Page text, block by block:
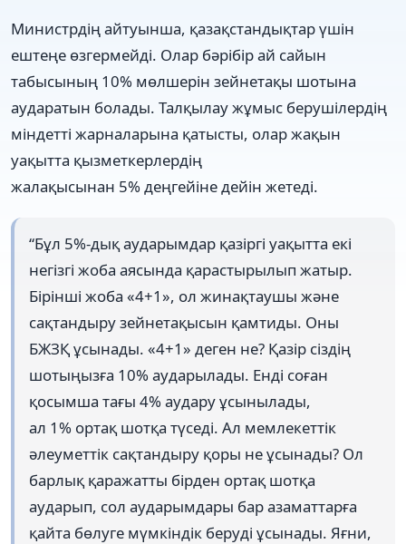
Министрдің айтуынша, қазақстандықтар үшін
ештеңе өзгермейді. Олар бәрібір ай сайын
табысының 10% мөлшерін зейнетақы шотына
аударатын болады. Талқылау жұмыс берушілердің
міндетті жарналарына қатысты, олар жақын
уақытта қызметкерлердің
жалақысынан 5% деңгейіне дейін жетеді.
“Бұл 5%-дық аударымдар қазіргі уақытта екі
негізгі жоба аясында қарастырылып жатыр.
Бірінші жоба «4+1», ол жинақтаушы және
сақтандыру зейнетақысын қамтиды. Оны
БЖЗҚ ұсынады. «4+1» деген не? Қазір сіздің
шотыңызға 10% аударылады. Енді соған
қосымша тағы 4% аудару ұсынылады,
ал 1% ортақ шотқа түседі. Ал мемлекеттік
әлеуметтік сақтандыру қоры не ұсынады? Ол
барлық қаражатты бірден ортақ шотқа
аударып, сол аударымдары бар азаматтарға
қайта бөлуге мүмкіндік беруді ұсынады. Яғни,